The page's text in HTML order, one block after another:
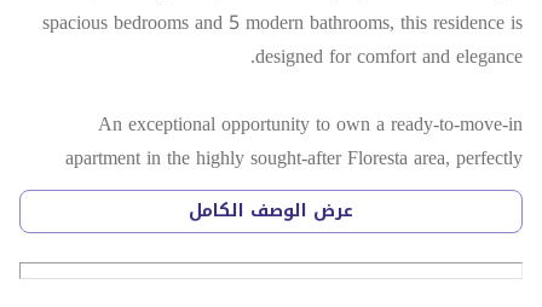
spacious bedrooms and 5 modern bathrooms, this residence is
designed for comfort and elegance.
An exceptional opportunity to own a ready-to-move-in
apartment in the highly sought-after Floresta area, perfectly
designed for both smart investment and comfortable family
living.
عرض الوصف الكامل